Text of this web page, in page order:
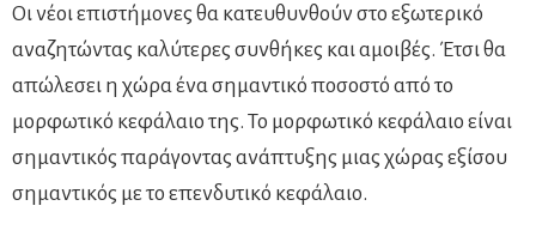
Οι νέοι επιστήμονες θα κατευθυνθούν στο εξωτερικό
αναζητώντας καλύτερες συνθήκες και αμοιβές. Έτσι θα
απώλεσει η χώρα ένα σημαντικό ποσοστό από το
μορφωτικό κεφάλαιο της. Το μορφωτικό κεφάλαιο είναι
σημαντικός παράγοντας ανάπτυξης μιας χώρας εξίσου
σημαντικός με το επενδυτικό κεφάλαιο.